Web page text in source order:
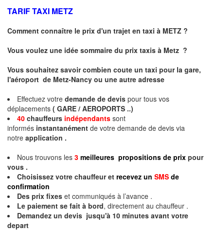
TARIF TAXI METZ
Comment connaître le prix d'un trajet en taxi à METZ ?
Vous voulez une idée sommaire du prix taxis à Metz ?
Vous souhaitez savoir combien coute un taxi pour la gare,
l'aéroport de Metz-Nancy ou une autre adresse
Effectuez votre demande de devis pour tous vos
déplacements ( GARE / AEROPORTS ..)
40 chauffeurs indépendants sont
informés instantanément de votre demande de devis via
notre application .
Nous trouvons les 3 meilleures propositions de prix pour
vous .
Choisissez votre chauffeur et recevez un SMS de
confirmation
Des prix fixes et communiqués à l’avance .
Le paiement se fait à bord, directement au chauffeur .
Demandez un devis jusqu'à 10 minutes avant votre
depart